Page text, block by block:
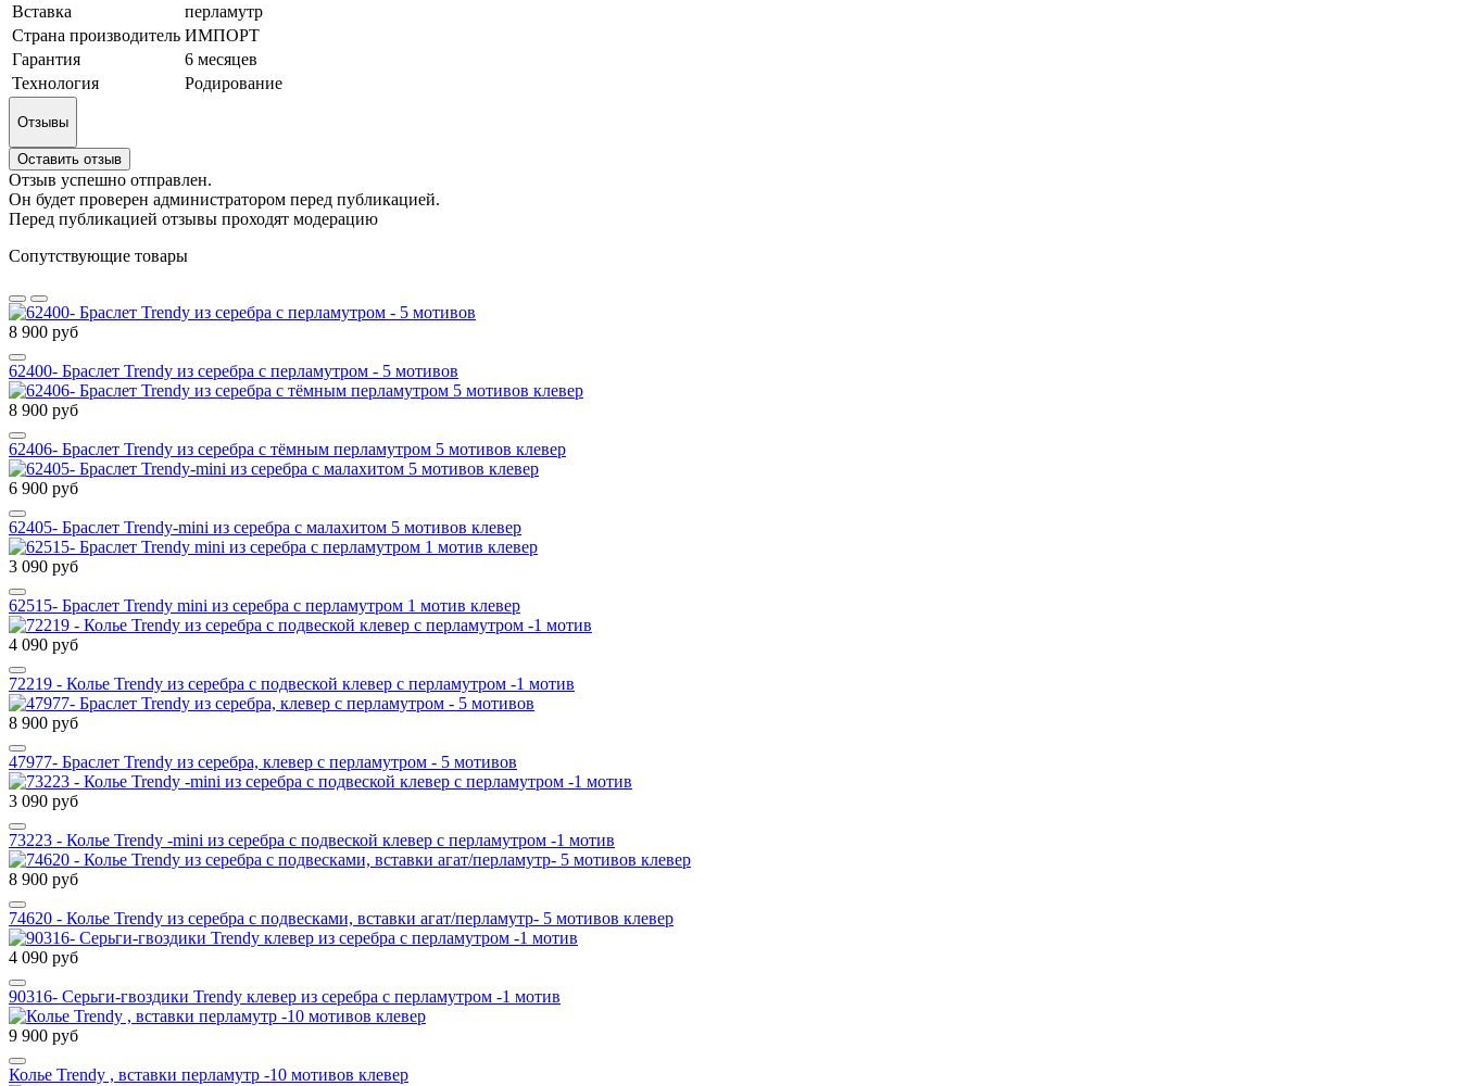
Вставка
перламутр
Страна производитель ИМПОРТ
Гарантия
6 месяцев
Технология
Родирование
Отзывы
Оставить отзыв
Отзыв успешно отправлен.
Он будет проверен администратором перед публикацией.
Перед публикацией отзывы проходят модерацию
Сопутствующие товары
8 900 руб
62400- Браслет Trendy из серебра с перламутром - 5 мотивов
8 900 руб
62406- Браслет Trendy из серебра с тёмным перламутром 5 мотивов клевер
6 900 руб
62405- Браслет Trendy-mini из серебра c малахитом 5 мотивов клевер
3 090 руб
62515- Браслет Trendy mini из серебра с перламутром 1 мотив клевер
4 090 руб
72219 - Колье Trendy из серебра с подвеской клевер с перламутром -1 мотив
8 900 руб
47977- Браслет Trendy из серебра, клевер с перламутром - 5 мотивов
3 090 руб
73223 - Колье Trendy -mini из серебра с подвеской клевер с перламутром -1 мотив
8 900 руб
74620 - Колье Trendy из серебра с подвесками, вставки агат/перламутр- 5 мотивов клевер
4 090 руб
90316- Серьги-гвоздики Trendy клевер из серебра с перламутром -1 мотив
9 900 руб
Колье Trendy , вставки перламутр -10 мотивов клевер